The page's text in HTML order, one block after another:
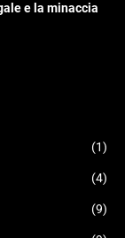
e la minaccia
(1)
(4)
(9)